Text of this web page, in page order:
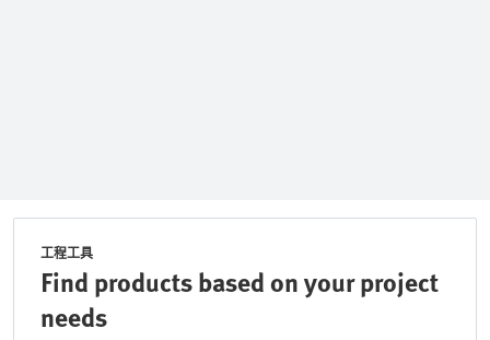
工程工具
Find products based on your project
needs